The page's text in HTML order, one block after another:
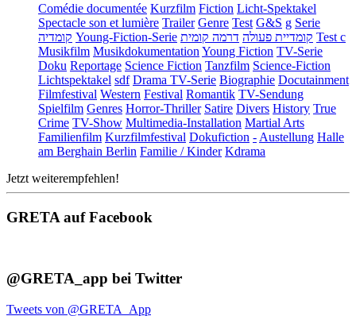
Comédie documentée Kurzfilm Fiction Licht-Spektakel
Spectacle son et lumière Trailer Genre Test G&S g Serie
קומדיה Young-Fiction-Serie קומדיית פעולה דרמה קומית
Test c
Musikfilm Musikdokumentation Young Fiction TV-Serie
Doku Reportage Science Fiction Tanzfilm Science-Fiction
Lichtspektakel sdf Drama TV-Serie Biographie Docutainment
Filmfestival Western Festival Romantik TV-Sendung
Spielfilm Genres Horror-Thriller Satire Divers History True
Crime TV-Show Multimedia-Installation Martial Arts
Familienfilm Kurzfilmfestival Dokufiction - Austellung Halle
am Berghain Berlin Familie / Kinder Kdrama
Jetzt weiterempfehlen!
GRETA auf Facebook
@GRETA_app bei Twitter
Tweets von @GRETA_App